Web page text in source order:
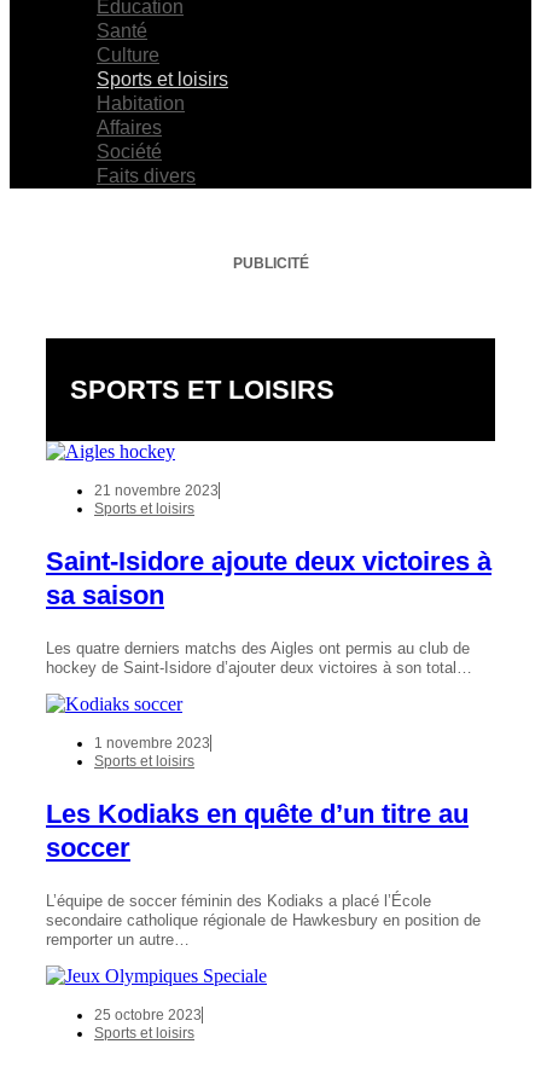
Éducation
Santé
Culture
Sports et loisirs
Habitation
Affaires
Société
Faits divers
PUBLICITÉ
SPORTS ET LOISIRS
21 novembre 2023
Sports et loisirs
Saint-Isidore ajoute deux victoires à
sa saison
Les quatre derniers matchs des Aigles ont permis au club de
hockey de Saint-Isidore d’ajouter deux victoires à son total…
1 novembre 2023
Sports et loisirs
Les Kodiaks en quête d’un titre au
soccer
L’équipe de soccer féminin des Kodiaks a placé l’École
secondaire catholique régionale de Hawkesbury en position de
remporter un autre…
25 octobre 2023
Sports et loisirs